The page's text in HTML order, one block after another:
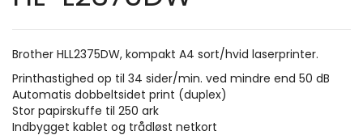
Brother HLL2375DW, kompakt A4 sort/hvid laserprinter.
Printhastighed op til 34 sider/min. ved mindre end 50 dB
Automatis dobbeltsidet print (duplex)
Stor papirskuffe til 250 ark
Indbygget kablet og trådløst netkort